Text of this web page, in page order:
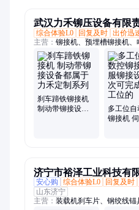
武汉力禾铆压设备有限
综合体验L0
回复及时 出价迅
主营： 铆接机、预埋槽铆接机
机、斜拉杆铆接机、脚手架扣
刹车蹄铁铆接机
制动带铆接设备
多工位
铆接机
济宁市裕泽工业科技有
安心购
综合体验L0 回复及时
山东济宁
主营： 装载机刹车片、钢绞线锚